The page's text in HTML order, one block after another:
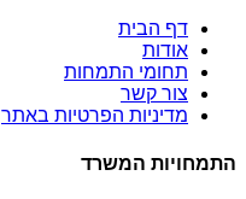
דף הבית
אודות
תחומי התמחות
צור קשר
מדיניות הפרטיות באתר
התמחויות המשרד